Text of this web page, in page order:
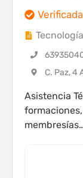
Verificada
C. Paz, 4
Asistencia